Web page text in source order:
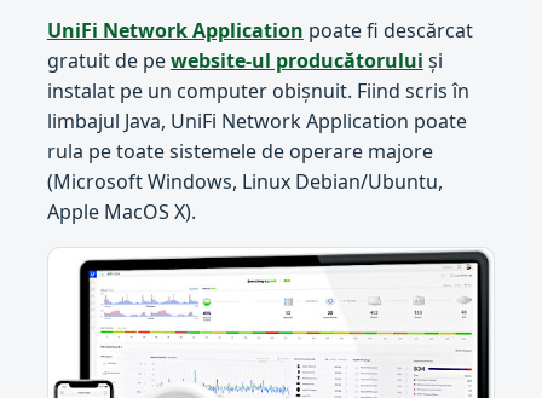
UniFi Network Application poate fi descărcat
gratuit de pewebsite-ul producătorului și
instalat pe un computer obișnuit. Fiind scris în
limbajul Java, UniFi Network Application poate
rula pe toate sistemele de operare majore
(Microsoft Windows, Linux Debian/Ubuntu,
Apple MacOS X).